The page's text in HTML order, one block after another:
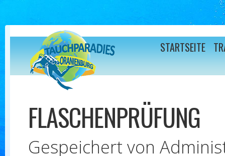
STARTSEITE
FLASCHENPRÜFUNG
Gespeichert von